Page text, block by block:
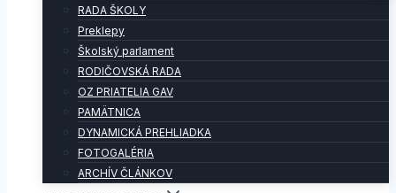
RADA ŠKOLY
Preklepy
Školský parlament
RODIČOVSKÁ RADA
OZ PRIATELIA GAV
PAMÄTNICA
DYNAMICKÁ PREHLIADKA
FOTOGALÉRIA
ARCHÍV ČLÁNKOV